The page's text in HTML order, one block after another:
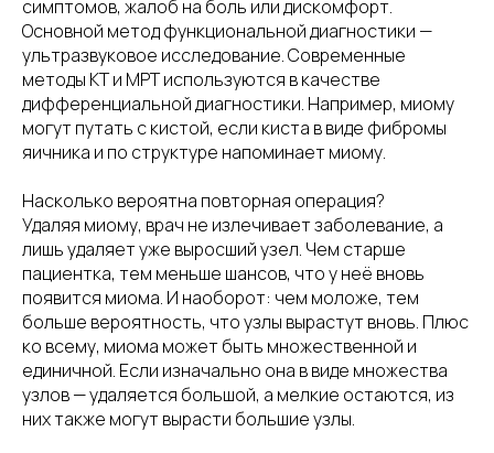
симптомов, жалоб на боль или дискомфорт.
Основной метод функциональной диагностики —
ультразвуковое исследование. Современные
методы КТ и МРТ используются в качестве
дифференциальной диагностики. Например, миому
могут путать с кистой, если киста в виде фибромы
яичника и по структуре напоминает миому.
Насколько вероятна повторная операция?
Удаляя миому, врач не излечивает заболевание, а
лишь удаляет уже выросший узел. Чем старше
пациентка, тем меньше шансов, что у неё вновь
появится миома. И наоборот: чем моложе, тем
больше вероятность, что узлы вырастут вновь. Плюс
ко всему, миома может быть множественной и
единичной. Если изначально она в виде множества
узлов — удаляется большой, а мелкие остаются, из
них также могут вырасти большие узлы.